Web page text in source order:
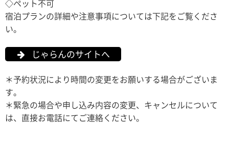
◇ペット不可
宿泊プランの詳細や注意事項については下記をご覧くださ
い。
じゃらんのサイトへ
＊予約状況により時間の変更をお願いする場合がございま
す。
＊緊急の場合や申し込み内容の変更、キャンセルについて
は、直接お電話にてご連絡ください。